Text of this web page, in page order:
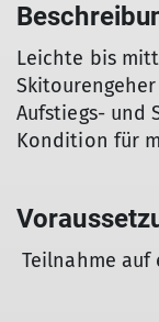
Leichte bis
Aufstiegs- und
Kondition für
Teilnahme auf